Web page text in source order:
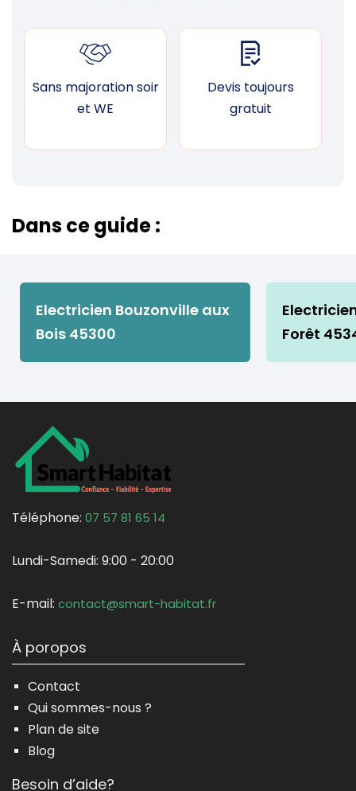
Sans majoration soir
et WE
Devis toujours
gratuit
Dans ce guide :
Electricien Bouzonville aux
Bois 45300
Forêt
Téléphone: 07 57 81 65 14
Lundi-Samedi: 9:00 - 20:00
E-mail: contact@smart-habitat.fr
À poropos
Contact
Qui sommes-nous ?
Plan de site
Blog
Besoin d’aide?